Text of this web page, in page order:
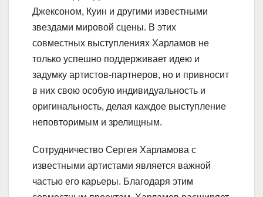
Джексоном, Куин и другими известными
звездами мировой сцены. В этих
совместных выступлениях Харламов не
только успешно поддерживает идею и
задумку артистов-партнеров, но и привносит
в них свою особую индивидуальность и
оригинальность, делая каждое выступление
неповторимым и зрелищным.
Сотрудничество Сергея Харламова с
известными артистами является важной
частью его карьеры. Благодаря этим